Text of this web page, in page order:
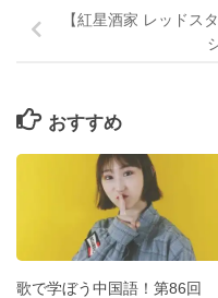
【紅星酒家 レッドス
おすすめ
歌で学ぼう中国語！第86回